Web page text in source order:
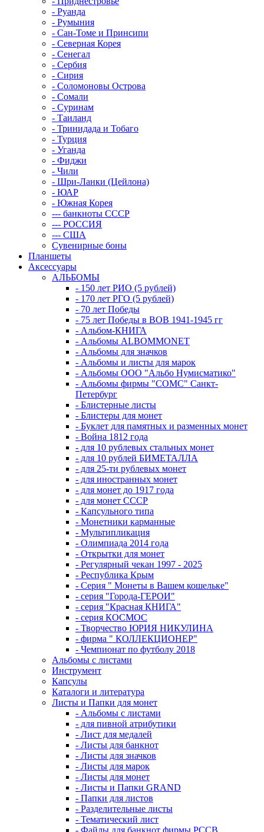
- Руанда
- Румыния
- Сан-Томе и Принсипи
- Северная Корея
- Сенегал
- Сербия
- Сирия
- Соломоновы Острова
- Сомали
- Суринам
- Таиланд
- Тринидада и Тобаго
- Турция
- Уганда
- Фиджи
- Чили
- Шри-Ланки (Цейлона)
- ЮАР
- Южная Корея
--- банкноты СССР
--- РОССИЯ
--- США
Сувенирные боны
Планшеты
Аксессуары
АЛЬБОМЫ
- 150 лет РИО (5 рублей)
- 170 лет РГО (5 рублей)
- 70 лет Победы
- 75 лет Победы в ВОВ 1941-1945 гг
- Альбом-КНИГА
- Альбомы ALBOMMONET
- Альбомы для значков
- Альбомы и листы для марок
- Альбомы ООО "Альбо Нумисматико"
- Альбомы фирмы "СОМС" Санкт-
Петербург
- Блистерные листы
- Блистеры для монет
- Буклет для памятных и разменных монет
- Война 1812 года
- для 10 рублевых стальных монет
- для 10 рублей БИМЕТАЛЛА
- для 25-ти рублевых монет
- для иностранных монет
- для монет до 1917 года
- для монет СССР
- Капсульного типа
- Монетники карманные
- Мультипликация
- Олимпиада 2014 года
- Открытки для монет
- Регулярный чекан 1997 - 2025
- Республика Крым
- Серия " Монеты в Вашем кошельке"
- серия "Города-ГЕРОИ"
- серия "Красная КНИГА"
- серия КОСМОС
- Творчество ЮРИЯ НИКУЛИНА
- фирма " КОЛЛЕКЦИОНЕР"
- Чемпионат по футболу 2018
Альбомы с листами
Инструмент
Капсулы
Каталоги и литература
Листы и Папки для монет
- Альбомы с листами
- для пивной атрибутики
- Лист для медалей
- Листы для банкнот
- Листы для значков
- Листы для марок
- Листы для монет
- Листы и Папки GRAND
- Папки для листов
- Разделительные листы
- Тематический лист
- Файлы для банкнот фирмы PCCB